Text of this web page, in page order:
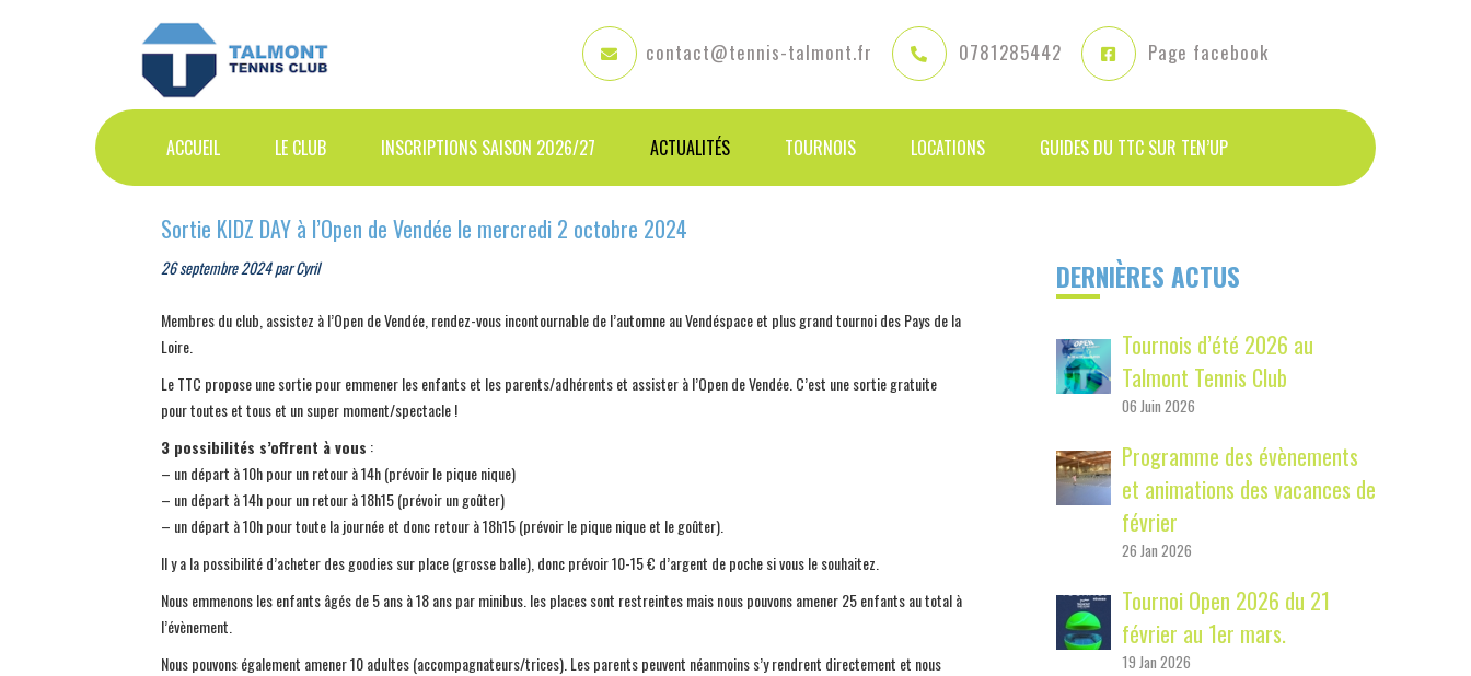
contact@tennis-talmont.fr 0781285442 Page facebook
ACCUEIL LE CLUB INSCRIPTIONS SAISON 2026/27 ACTUALITÉS TOURNOIS LOCATIONS GUIDES DU TTC SUR TEN’UP
Sortie KIDZ DAY à l’Open de Vendée le mercredi 2 octobre 2024
26 septembre 2024parCyril
Membres du club, assistez à l’Open de Vendée, rendez-vous incontournable de l’automne au Vendéspace et plus grand tournoi des Pays de la
Loire.
Le TTC propose une sortie pour emmener les enfants et les parents/adhérents et assister à l’Open de Vendée. C’est une sortie gratuite
pour toutes et tous et un super moment/spectacle !
3 possibilités s’offrent à vous :
– un départ à 10h pour un retour à 14h (prévoir le pique nique)
– un départ à 14h pour un retour à 18h15 (prévoir un goûter)
– un départ à 10h pour toute la journée et donc retour à 18h15 (prévoir le pique nique et le goûter).
Il y a la possibilité d’acheter des goodies sur place (grosse balle), donc prévoir 10-15 € d’argent de poche si vous le souhaitez.
Nous emmenons les enfants âgés de 5 ans à 18 ans par minibus. les places sont restreintes mais nous pouvons amener 25 enfants au total à
l’évènement.
Nous pouvons également amener 10 adultes (accompagnateurs/trices). Les parents peuvent néanmoins s’y rendrent directement et nous
P
i
m
a
r
y
i
d
DERNIÈRES ACTUS
Tournois d’été 2026 au
Talmont Tennis Club
06 Juin 2026
Programme des évènements
et animations des vacances de
février
26 Jan 2026
Tournoi Open 2026 du 21
février au 1er mars.
19 Jan 2026